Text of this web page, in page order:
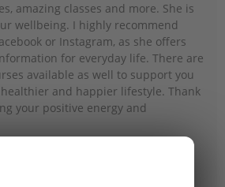
classes and more. She is
highly recommend
or Instagram, as she offers
for everyday life. There are
available as well to support you
and happier lifestyle. Thank
your positive energy and
- Kosmetikherstellung,
Shui - Radiästhesie -